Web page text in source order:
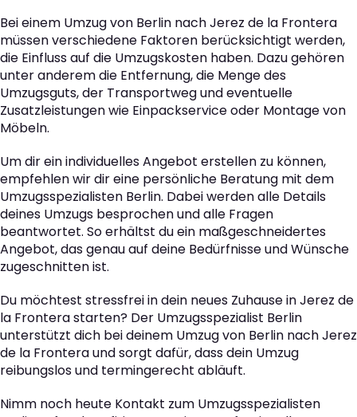
Bei einem Umzug von Berlin nach Jerez de la Frontera
müssen verschiedene Faktoren berücksichtigt werden,
die Einfluss auf die Umzugskosten haben. Dazu gehören
unter anderem die Entfernung, die Menge des
Umzugsguts, der Transportweg und eventuelle
Zusatzleistungen wie Einpackservice oder Montage von
Möbeln.
Um dir ein individuelles Angebot erstellen zu können,
empfehlen wir dir eine persönliche Beratung mit dem
Umzugsspezialisten Berlin. Dabei werden alle Details
deines Umzugs besprochen und alle Fragen
beantwortet. So erhältst du ein maßgeschneidertes
Angebot, das genau auf deine Bedürfnisse und Wünsche
zugeschnitten ist.
Du möchtest stressfrei in dein neues Zuhause in Jerez de
la Frontera starten? Der Umzugsspezialist Berlin
unterstützt dich bei deinem Umzug von Berlin nach Jerez
de la Frontera und sorgt dafür, dass dein Umzug
reibungslos und termingerecht abläuft.
Nimm noch heute Kontakt zum Umzugsspezialisten